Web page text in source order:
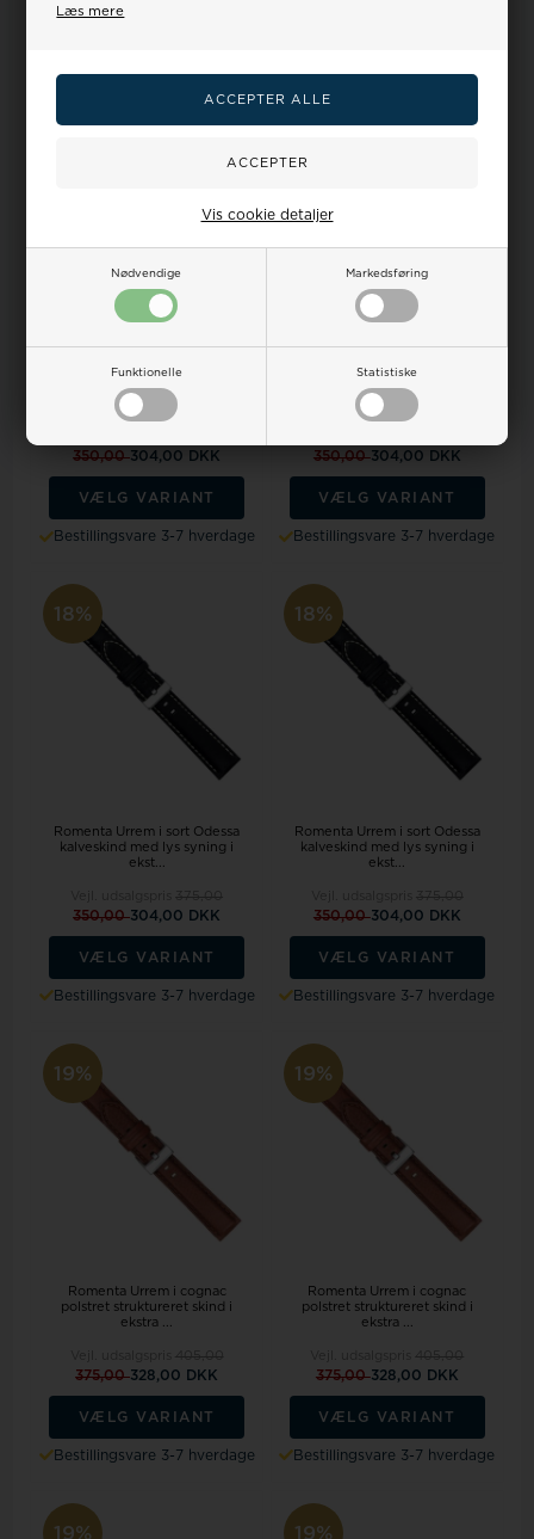
Læs mere
Nødvendige Markedsføring
Funktionelle Statistiske
Vis cookie detaljer
Bestillingsvare 3-7 hverdage Bestillingsvare 3-7 hverdage
Romenta Urrem i sort Odessa
kalveskind med lys syning i
ekst...
350,00304,00 DKK
VÆLG VARIANT
Bestillingsvare 3-7 hverdage
18%
Romenta Urrem i sort Odessa
kalveskind med lys syning i
ekst...
350,00304,00 DKK
VÆLG VARIANT
Bestillingsvare 3-7 hverdage
18%
Romenta Urrem i sort Odessa
kalveskind med lys syning i
ekst...
350,00304,00 DKK
VÆLG VARIANT
Bestillingsvare 3-7 hverdage
18%
Romenta Urrem i sort Odessa
kalveskind med lys syning i
ekst...
350,00304,00 DKK
VÆLG VARIANT
Bestillingsvare 3-7 hverdage
19%
Romenta Urrem i cognac
polstret struktureret skind i
ekstra ...
375,00328,00 DKK
VÆLG VARIANT
Bestillingsvare 3-7 hverdage
19%
Romenta Urrem i cognac
polstret struktureret skind i
ekstra ...
375,00328,00 DKK
VÆLG VARIANT
Bestillingsvare 3-7 hverdage
19% 19%